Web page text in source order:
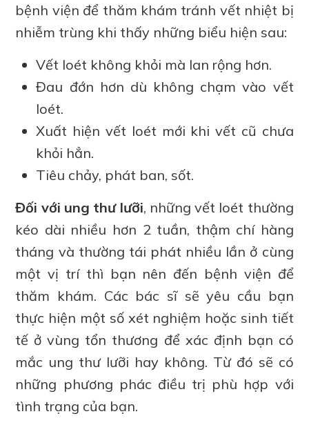
bệnh viện để thăm khám tránh vết nhiệt bị
nhiễm trùng khi thấy những biểu hiện sau:
Vết loét không khỏi mà lan rộng hơn.
Đau đớn hơn dù không chạm vào vết
loét.
Xuất hiện vết loét mới khi vết cũ chưa
khỏi hẳn.
Tiêu chảy, phát ban, sốt.
Đối với ung thư lưỡi, những vết loét thường
kéo dài nhiều hơn 2 tuần, thậm chí hàng
tháng và thường tái phát nhiều lần ở cùng
một vị trí thì bạn nên đến bệnh viện để
thăm khám. Các bác sĩ sẽ yêu cầu bạn
thực hiện một số xét nghiệm hoặc sinh tiết
tế ở vùng tổn thương để xác định bạn có
mắc ung thư lưỡi hay không. Từ đó sẽ có
những phương phác điều trị phù hợp với
tình trạng của bạn.